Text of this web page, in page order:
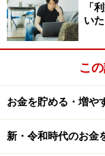
で、手取りで月
「今後も社会保
でフルタイム勤
「
い
こ
お金を貯める・増や
新・令和時代のお金